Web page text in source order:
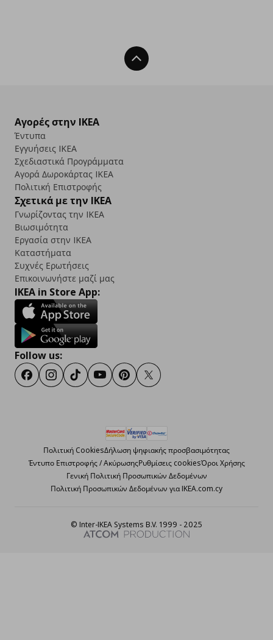
Back To Top
Αγορές στην IKEA
Έντυπα
Εγγυήσεις IKEA
Σχεδιαστικά Προγράμματα
Αγορά Δωρoκάρτας IKEA
Πολιτική Επιστροφής
Σχετικά με την IKEA
Γνωρίζοντας την IKEA
Βιωσιμότητα
Εργασία στην IKEA
Καταστήματα
Συχνές Ερωτήσεις
Επικοινωνήστε μαζί μας
IKEA in Store App:
Follow us:
FacebookInstagram
TikTokYoutubePinterestTwitter
Πολιτική CookiesΔήλωση ψηφιακής προσβασιμότητας
Έντυπο Επιστροφής / ΑκύρωσηςΡυθμίσεις cookiesΌροι Χρήσης
Γενική Πολιτική Προσωπικών Δεδομένων
Πολιτική Προσωπικών Δεδομένων για IKEA.com.cy
© Inter-IKEA Systems B.V. 1999 - 2025